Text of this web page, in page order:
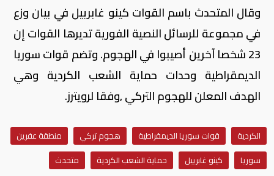
وقال المتحدث باسم القوات كينو غابرييل في بيان وزع
في مجموعة للرسائل النصية الفورية تديرها القوات إن
23 شخصا آخرين أصيبوا في الهجوم. وتضم قوات سوريا
الديمقراطية وحدات حماية الشعب الكردية وهي
الهدف المعلن للهجوم التركي ,وفقا لرويترز.
الكردية قوات سوريا الديمقراطية هجوم تركي
منطقة عفرين
سوريا
كينو غابرييل حماية الشعب الكردية
متحدث